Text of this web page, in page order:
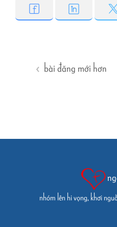
bài đăng mới hơn
nhóm lên hi vọng, khơi